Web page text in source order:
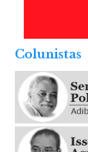
Colunistas